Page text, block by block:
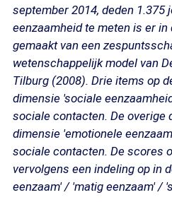
september 2014, deden 1.375
eenzaamheid te meten is er
gemaakt van een
wetenschappelijk model van
Tilburg (2008). Drie items op
dimensie 'sociale
sociale contacten. De overige
dimensie 'emotionele
sociale contacten. De scores
vervolgens een indeling op in
eenzaam' / 'matig eenzaam' /